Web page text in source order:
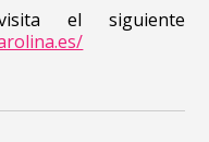
el siguiente